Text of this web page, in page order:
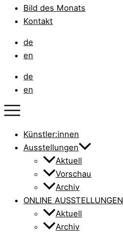
Bild des Monats
Kontakt
de
en
de
en
Künstler:innen
Ausstellungen
Aktuell
Vorschau
Archiv
ONLINE AUSSTELLUNGEN
Aktuell
Archiv